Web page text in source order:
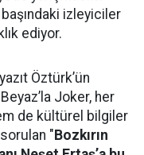
izleyiciler
ediyor.
Öztürk’ün
Joker, her
de kültürel bilgiler
"Bozkırın